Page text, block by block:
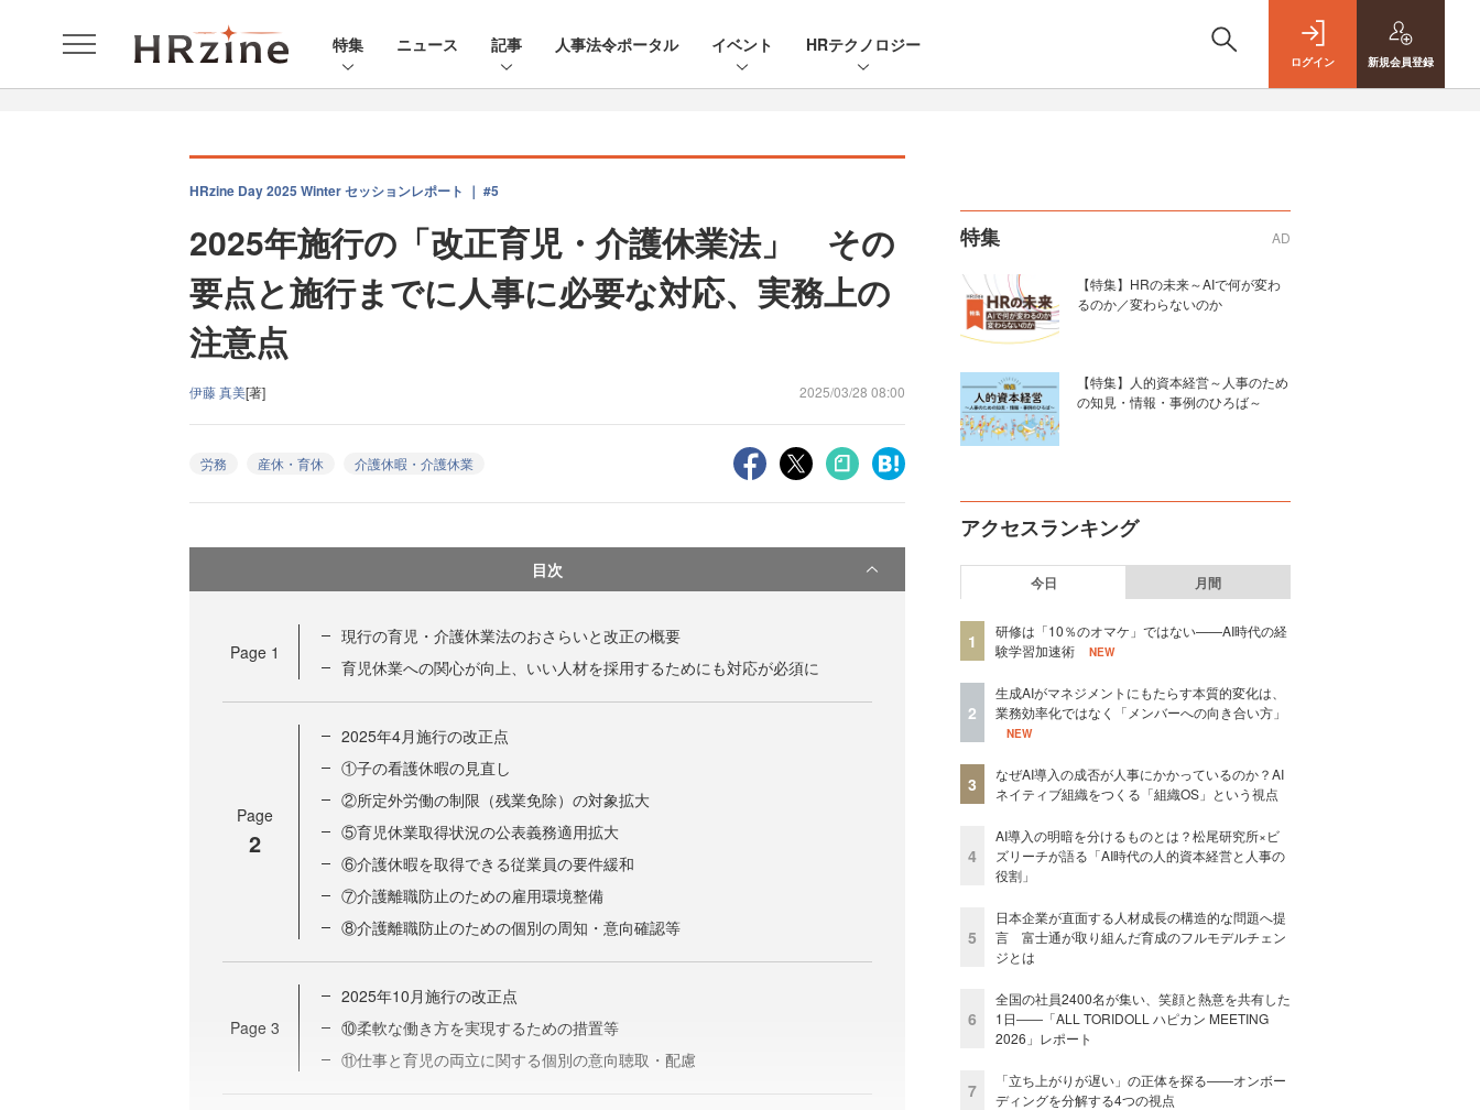
特集 ニュース 記事 人事法令ポータル イベント HRテクノロジー
ログイン 新規会員登録
HRzine Day 2025 Winter セッションレポート ｜ #5
2025年施行の「改正育児・介護休業法」 その
要点と施行までに人事に必要な対応、実務上の
注意点
伊藤 真美[著] 2025/03/28 08:00
労務 産休・育休 介護休暇・介護休業
目次
Page 1
現行の育児・介護休業法のおさらいと改正の概要
育児休業への関心が向上、いい人材を採用するためにも対応が必須に
Page
2
2025年4月施行の改正点
①子の看護休暇の見直し
②所定外労働の制限（残業免除）の対象拡大
⑤育児休業取得状況の公表義務適用拡大
⑥介護休暇を取得できる従業員の要件緩和
⑦介護離職防止のための雇用環境整備
⑧介護離職防止のための個別の周知・意向確認等
Page 3
2025年10月施行の改正点
⑩柔軟な働き方を実現するための措置等
⑪仕事と育児の両立に関する個別の意向聴取・配慮
特集 AD
【特集】HRの未来～AIで何が変わ
るのか／変わらないのか
【特集】人的資本経営～人事のため
の知見・情報・事例のひろば～
アクセスランキング
今日 月間
1
研修は「10％のオマケ」ではない——AI時代の経
験学習加速術
NEW
2
生成AIがマネジメントにもたらす本質的変化は、
業務効率化ではなく「メンバーへの向き合い方」
NEW
3
なぜAI導入の成否が人事にかかっているのか？AI
ネイティブ組織をつくる「組織OS」という視点
4
AI導入の明暗を分けるものとは？松尾研究所×ビ
ズリーチが語る「AI時代の人的資本経営と人事の
役割」
5
日本企業が直面する人材成長の構造的な問題へ提
言 富士通が取り組んだ育成のフルモデルチェン
ジとは
6
全国の社員2400名が集い、笑顔と熱意を共有した
1日――「ALL TORIDOLL ハピカン MEETING
2026」レポート
7
「立ち上がりが遅い」の正体を探る——オンボー
ディングを分解する4つの視点